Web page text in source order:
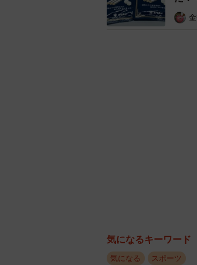
２２年に引退後、片
の設計業務やスポー
気になるキーワード
気になる スポーツ